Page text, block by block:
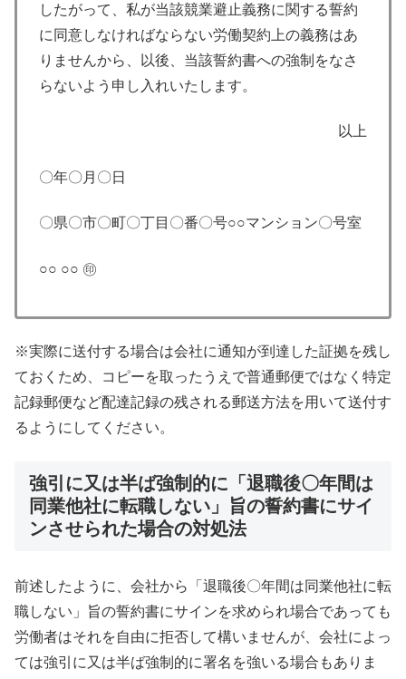
したがって、私が当該競業避止義務に関する誓約
に同意しなければならない労働契約上の義務はあ
りませんから、以後、当該誓約書への強制をなさ
らないよう申し入れいたします。
以上
〇年〇月〇日
〇県〇市〇町〇丁目〇番〇号○○マンション〇号室
○○ ○○ ㊞
※実際に送付する場合は会社に通知が到達した証拠を残し
ておくため、コピーを取ったうえで普通郵便ではなく特定
記録郵便など配達記録の残される郵送方法を用いて送付す
るようにしてください。
強引に又は半ば強制的に「退職後〇年間は
同業他社に転職しない」旨の誓約書にサイ
ンさせられた場合の対処法
前述したように、会社から「退職後〇年間は同業他社に転
職しない」旨の誓約書にサインを求められ場合であっても
労働者はそれを自由に拒否して構いませんが、会社によっ
ては強引に又は半ば強制的に署名を強いる場合もありま